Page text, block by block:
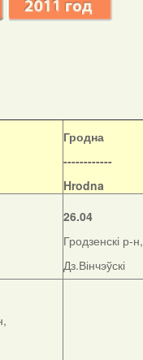
Гродна
------------
Hrodna
26.04
Гродзенскі р-н,
Дз.Вінчэўскі